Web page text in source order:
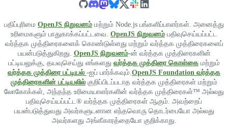
பதிப்புரிமை OpenJS நிறுவனம் மற்றும் Node.js பங்களிப்பாளர்கள். அனைத்து
உரிமைகளும் பாதுகாக்கப்பட்டவை. OpenJS நிறுவனம் பதிவுசெய்யப்பட்ட
வர்த்தக முத்திரைகளைக் கொண்டுள்ளது மற்றும் வர்த்தக முத்திரைகளைப்
பயன்படுத்துகிறது. OpenJS நிறுவனம்-ன் வர்த்தக முத்திரைகளின்
பட்டியலுக்கு, தயவுசெய்து எங்களது வர்த்தக முத்திரை கொள்கை மற்றும்
வர்த்தக முத்திரை பட்டியல் -ஐப் பார்க்கவும். OpenJS Foundation வர்த்தக
முத்திரைகளின் பட்டியலில் குறிப்பிடப்படாத வர்த்தக முத்திரைகள் மற்றும்
லோகோக்கள், அந்தந்த உரிமையாளர்களின் வர்த்தக முத்திரைகள்™ அல்லது
பதிவுசெய்யப்பட்ட® வர்த்தக முத்திரைகள் ஆகும். அவற்றைப்
பயன்படுத்துவது அவர்களுடனான எந்தவொரு தொடர்பையோ அல்லது
அவர்களது அங்கீகாரத்தையோ குறிக்காது.